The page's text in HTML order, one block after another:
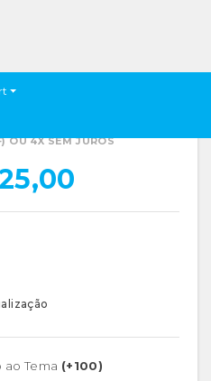
conversões
OU 4X SEM JUROS
Tema (+100)